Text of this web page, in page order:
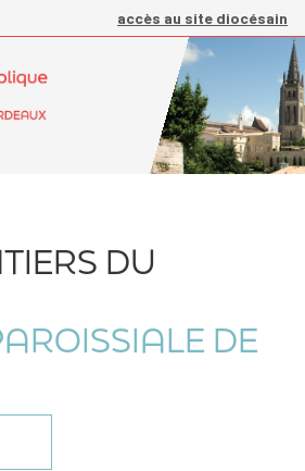
accès au site diocésain
DU
DE